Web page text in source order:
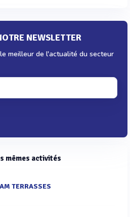
NEWSLETTER
meilleur de l'actualité du secteur
mêmes activités
TERRASSES